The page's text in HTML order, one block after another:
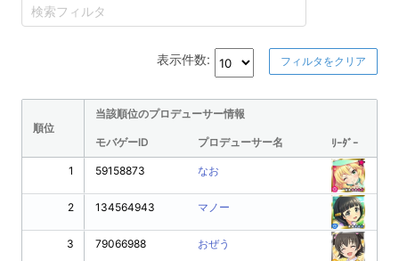
表示件数: フィルタをクリア
順位
当該順位のプロデューサー情報
モバゲーID プロデューサー名 ﾘｰﾀﾞｰ
1
2
3
59158873 なお
134564943 マノー
79066988 おぜう